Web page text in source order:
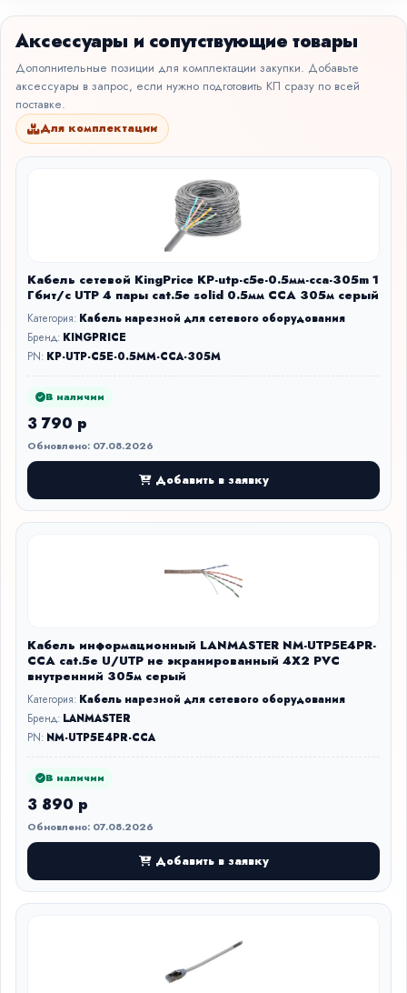
Аксессуары и сопутствующие товары
Дополнительные позиции для комплектации закупки. Добавьте
аксессуары в запрос, если нужно подготовить КП сразу по всей
поставке.
Для комплектации
Кабель сетевой KingPrice KP-utp-c5e-0.5мм-cca-305m 1
Гбит/с UTP 4 пары cat.5e solid 0.5мм CCA 305м серый
Категория: Кабель нарезной для сетевого оборудования
Бренд: KINGPRICE
PN: KP-UTP-C5E-0.5MM-CCA-305M
В наличии
3 790 р
Обновлено: 07.08.2026
Добавить в заявку
Кабель информационный LANMASTER NM-UTP5E4PR-
CCA cat.5е U/UTP не экранированный 4X2 PVC
внутренний 305м серый
Категория: Кабель нарезной для сетевого оборудования
Бренд: LANMASTER
PN: NM-UTP5E4PR-CCA
В наличии
3 890 р
Обновлено: 07.08.2026
Добавить в заявку